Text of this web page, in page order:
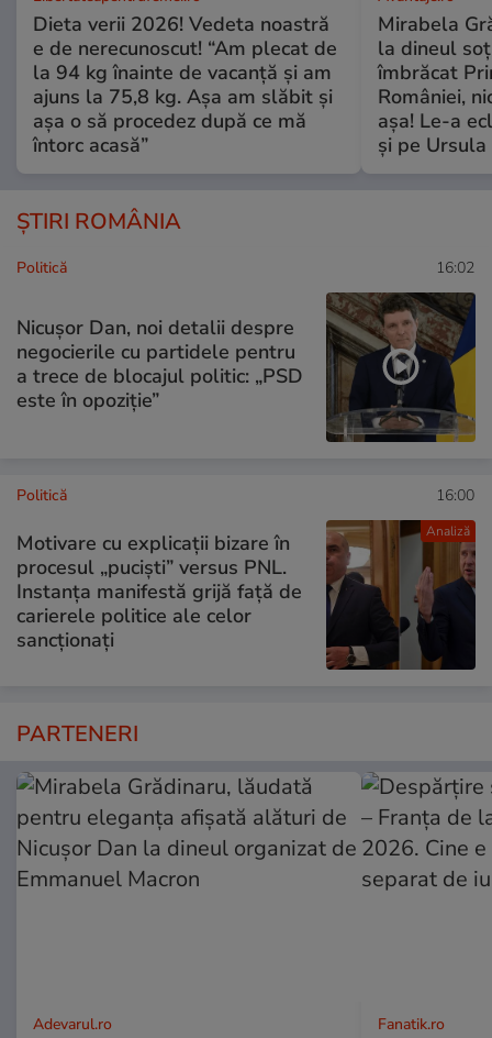
Dieta verii 2026! Vedeta noastră
e de nerecunoscut! “Am plecat de
la 94 kg înainte de vacanță și am
ajuns la 75,8 kg. Așa am slăbit și
așa o să procedez după ce mă
întorc acasă”
Mirabela
la dineul
îmbrăcat
României,
așa! Le-a
și pe
ȘTIRI ROMÂNIA
Politică 16:02
Nicușor Dan, noi detalii despre
negocierile cu partidele pentru
a trece de blocajul politic: „PSD
este în opoziție”
Analiză
Politică 16:00
Motivare cu explicații bizare în
procesul „puciști” versus PNL.
Instanța manifestă grijă față de
carierele politice ale celor
sancționați
PARTENERI
Adevarul.ro Fanatik.ro